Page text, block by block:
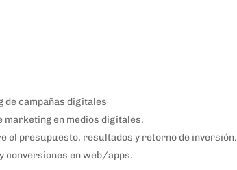
de campañas digitales
marketing en medios digitales.
el presupuesto, resultados y retorno de inversión.
conversiones en web/apps.